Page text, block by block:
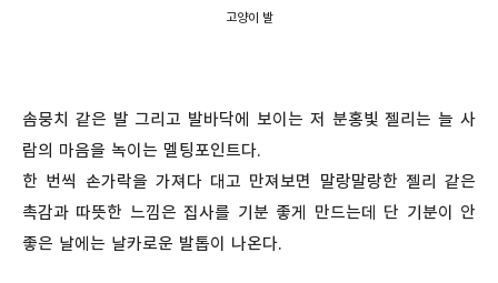
고양이 발
솜뭉치 같은 발 그리고 발바닥에 보이는 저 분홍빛 젤리는 늘 사
람의 마음을 녹이는 멜팅포인트다.
한 번씩 손가락을 가져다 대고 만져보면 말랑말랑한 젤리 같은
촉감과 따뜻한 느낌은 집사를 기분 좋게 만드는데 단 기분이 안
좋은 날에는 날카로운 발톱이 나온다.